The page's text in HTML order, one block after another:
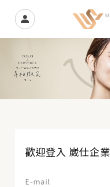
歡迎登入 崴仕企業
E-mail